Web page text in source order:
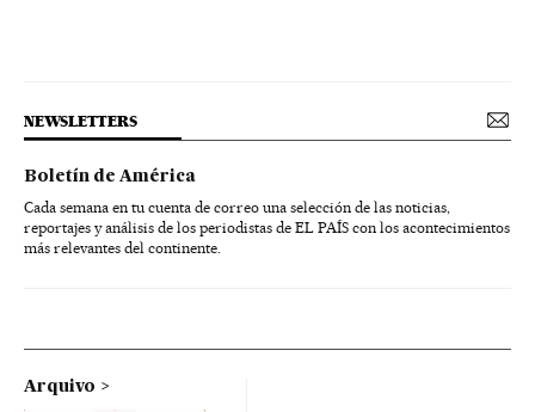
NEWSLETTERS
Boletín de América
Cada semana en tu cuenta de correo una selección de las noticias,
reportajes y análisis de los periodistas de EL PAÍS con los acontecimientos
más relevantes del continente.
Arquivo